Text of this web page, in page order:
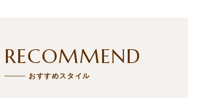
RECOMMEND
おすすめスタイル